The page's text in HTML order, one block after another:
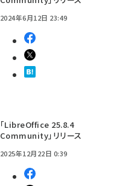
2024年6月12日 23:49
「LibreOffice 25.8.4
Community」リリース
2025年12月22日 0:39